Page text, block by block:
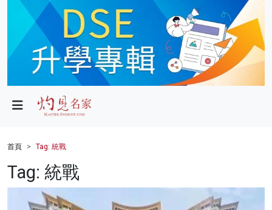
政局
財經
健康
首頁 Tag: 統戰
Tag: 統戰